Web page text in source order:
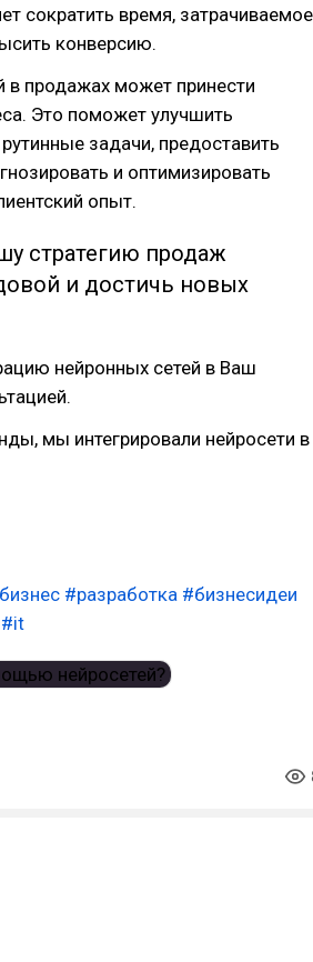
сократить время, затрачиваемое
конверсию.
в продажах может принести
Это поможет улучшить
задачи, предоставить
и оптимизировать
опыт.
стратегию продаж
и достичь новых
нейронных сетей в Ваш
мы интегрировали нейросети в
#разработка #бизнесидеи
#it